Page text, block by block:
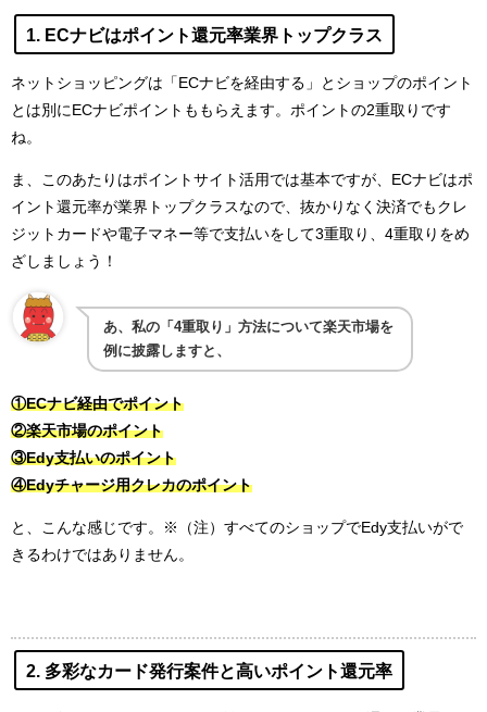
1. ECナビはポイント還元率業界トップクラス
ネットショッピングは「ECナビを経由する」とショップのポイント
とは別にECナビポイントももらえます。ポイントの2重取りです
ね。
ま、このあたりはポイントサイト活用では基本ですが、ECナビはポ
イント還元率が業界トップクラスなので、抜かりなく決済でもクレ
ジットカードや電子マネー等で支払いをして3重取り、4重取りをめ
ざしましょう！
あ、私の「4重取り」方法について楽天市場を
例に披露しますと、
①ECナビ経由でポイント
②楽天市場のポイント
③Edy支払いのポイント
④Edyチャージ用クレカのポイント
と、こんな感じです。※（注）すべてのショップでEdy支払いがで
きるわけではありません。
2. 多彩なカード発行案件と高いポイント還元率